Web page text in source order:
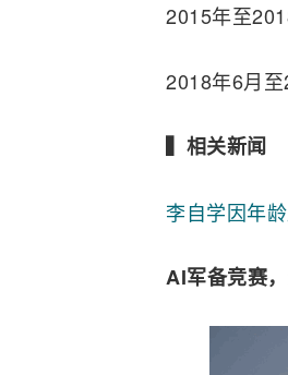
2015年至
2018年6月至
▍相关新闻
李自学因年
AI军备竞赛